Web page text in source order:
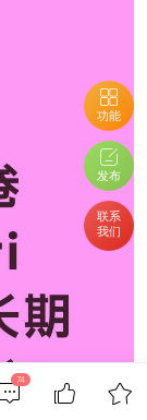
功能
发布
联系
我们
74